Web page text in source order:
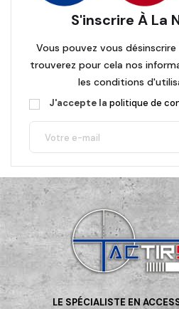
S'inscrire À La
Vous pouvez vous
trouverez pour cela nos
les conditions
J'accepte la politique de
LE SPÉCIALISTE EN